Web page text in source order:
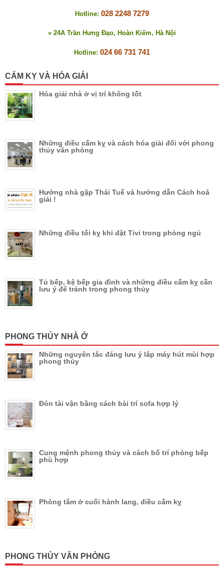
Hotline: 028 2248 7279
» 24A Trần Hưng Đạo, Hoàn Kiếm, Hà Nội
Hotline: 024 66 731 741
CẤM KỴ VÀ HÓA GIẢI
Hóa giải nhà ở vị trí không tốt
Những điều cấm kỵ và cách hóa giải đối với phong
thủy văn phòng
Hướng nhà gặp Thái Tuế và hướng dẫn Cách hoá
giải !
Những điều tối kỵ khi đặt Tivi trong phòng ngủ
Tủ bếp, kệ bếp gia đình và những điều cấm kỵ cần
lưu ý để tránh trong phong thủy
PHONG THỦY NHÀ Ở
Những nguyên tắc đáng lưu ý lắp máy hút mùi hợp
phong thủy
Đón tài vận bằng cách bài trí sofa hợp lý
Cung mệnh phong thủy và cách bố trí phòng bếp
phù hợp
Phòng tắm ở cuối hành lang, điều cấm kỵ
PHONG THỦY VĂN PHÒNG